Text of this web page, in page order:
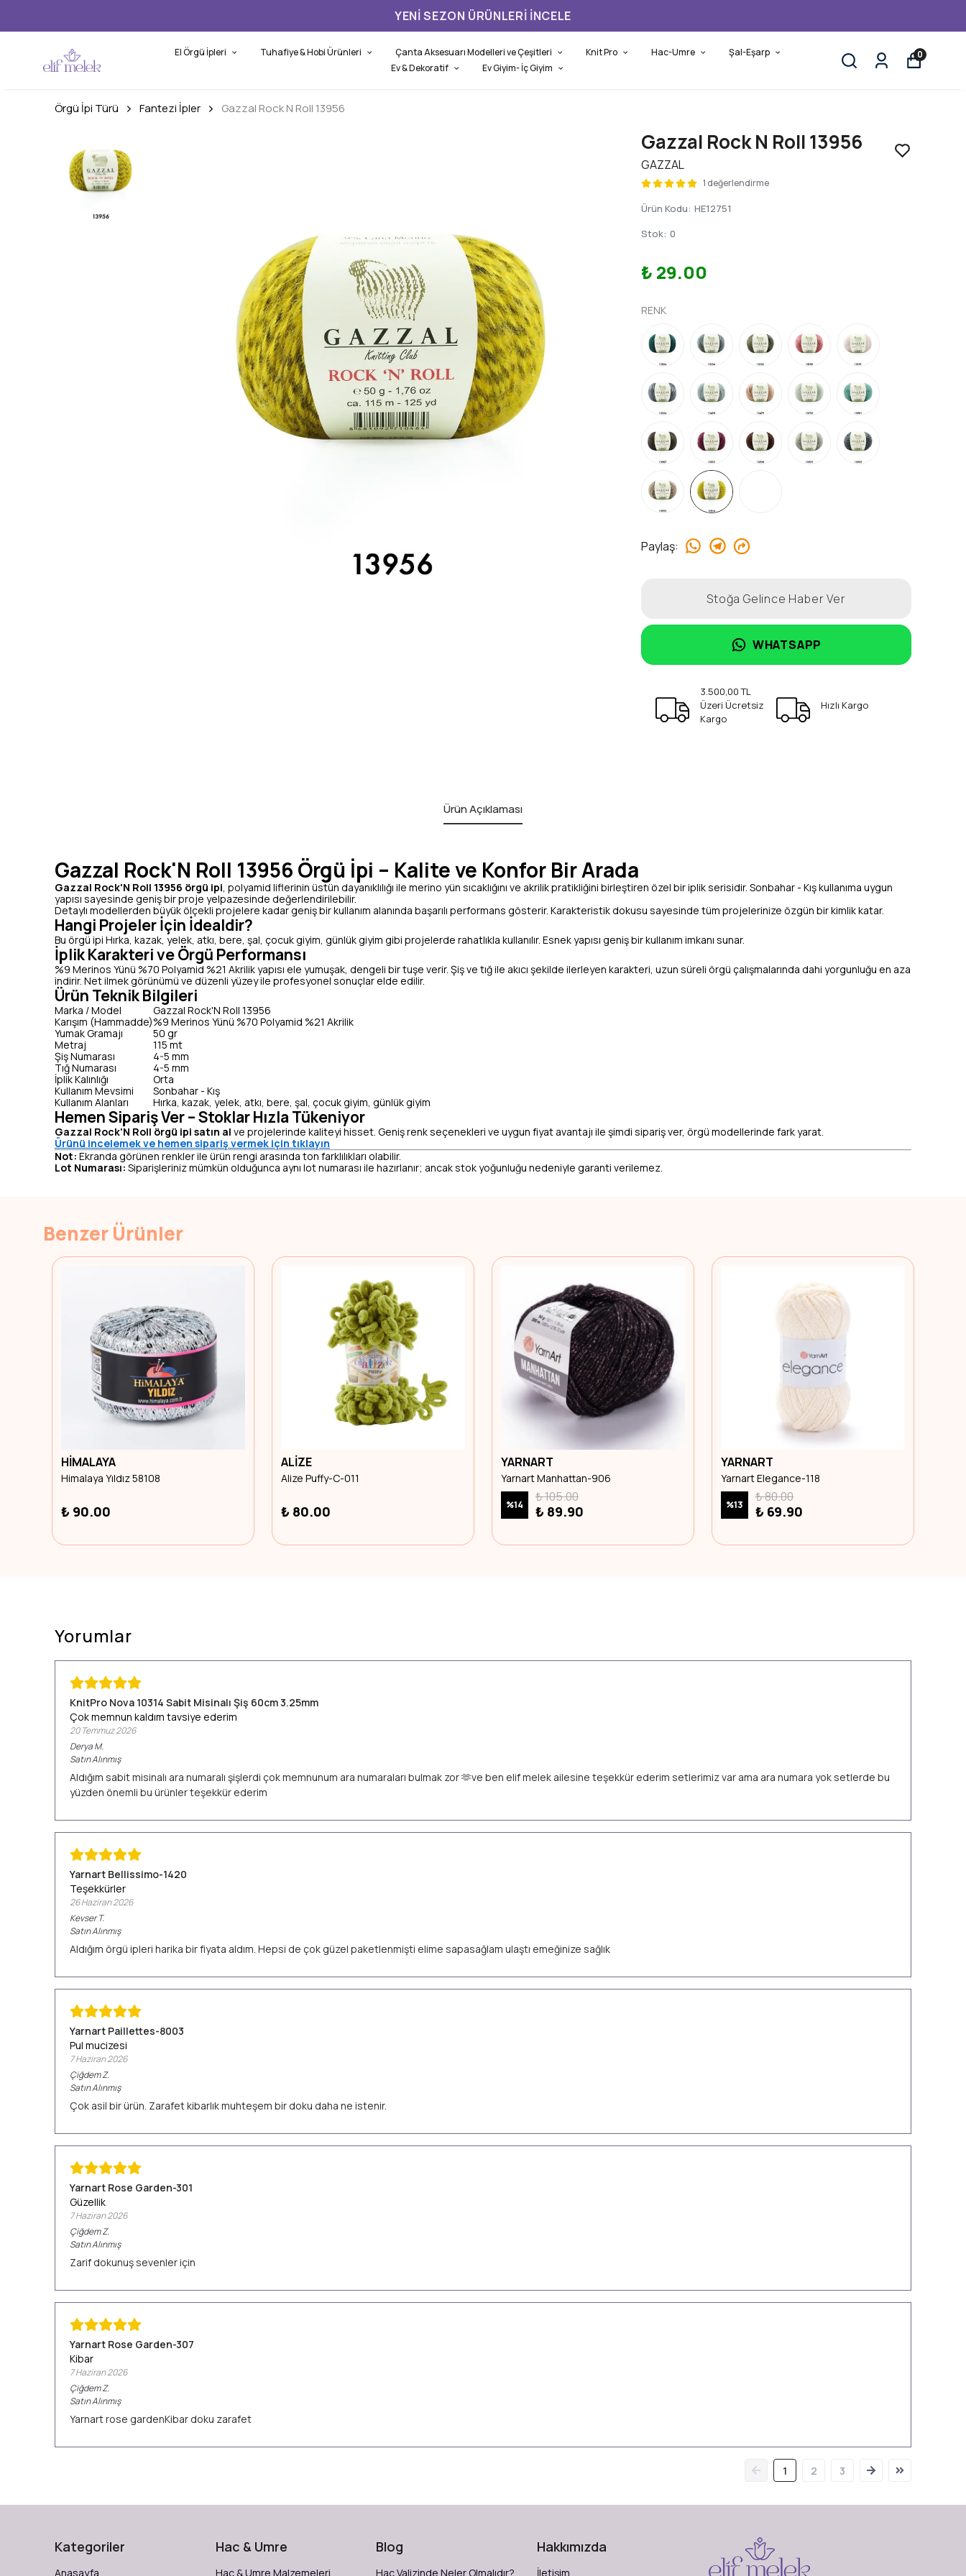
YENI SEZON ÜRÜNLERI İNCELE
El Örgü İpleri Tuhafiye & Hobi Ürünleri Çanta Aksesuarı Modelleri ve Çeşitleri Knit Pro Hac-Umre
Şal-Eşarp
Ev & Dekoratif
Ev Giyim- İç Giyim
0
Örgü İpi Türü Fantezi İpler Gazzal Rock N Roll 13956
Gazzal Rock N Roll 13956
GAZZAL
1 değerlendirme
Ürün Kodu: HE12751
Stok: 0
₺ 29.00
RENK
Paylaş:
Stoğa Gelince Haber Ver
WHATSAPP
3.500,00 TL
Üzeri Ücretsiz
Kargo
Hızlı Kargo
Ürün Açıklaması
Gazzal Rock'N Roll 13956 Örgü İpi – Kalite ve Konfor Bir Arada
Gazzal Rock'N Roll 13956 örgü ipi, polyamid liflerinin üstün dayanıklılığı ile merino yün sıcaklığını ve akrilik pratikliğini birleştiren özel bir iplik serisidir. Sonbahar - Kış kullanıma uygun
yapısı sayesinde geniş bir proje yelpazesinde değerlendirilebilir.
Detaylı modellerden büyük ölçekli projelere kadar geniş bir kullanım alanında başarılı performans gösterir. Karakteristik dokusu sayesinde tüm projelerinize özgün bir kimlik katar.
Hangi Projeler İçin İdealdir?
Bu örgü ipi Hırka, kazak, yelek, atkı, bere, şal, çocuk giyim, günlük giyim gibi projelerde rahatlıkla kullanılır. Esnek yapısı geniş bir kullanım imkanı sunar.
İplik Karakteri ve Örgü Performansı
%9 Merinos Yünü %70 Polyamid %21 Akrilik yapısı ele yumuşak, dengeli bir tuşe verir. Şiş ve tığ ile akıcı şekilde ilerleyen karakteri, uzun süreli örgü çalışmalarında dahi yorgunluğu en aza
indirir. Net ilmek görünümü ve düzenli yüzey ile profesyonel sonuçlar elde edilir.
Ürün Teknik Bilgileri
Marka / Model
Gazzal Rock'N Roll 13956
Karışım (Hammadde)%9 Merinos Yünü %70 Polyamid %21 Akrilik
Yumak Gramajı
50 gr
Metraj
115 mt
Şiş Numarası
4-5 mm
Tığ Numarası
4-5 mm
İplik Kalınlığı
Orta
Kullanım Mevsimi
Sonbahar - Kış
Kullanım Alanları
Hırka, kazak, yelek, atkı, bere, şal, çocuk giyim, günlük giyim
Hemen Sipariş Ver – Stoklar Hızla Tükeniyor
Gazzal Rock'N Roll örgü ipi satın al ve projelerinde kaliteyi hisset. Geniş renk seçenekleri ve uygun fiyat avantajı ile şimdi sipariş ver, örgü modellerinde fark yarat.
Ürünü incelemek ve hemen sipariş vermek için tıklayın
Not: Ekranda görünen renkler ile ürün rengi arasında ton farklılıkları olabilir.
Lot Numarası: Siparişleriniz mümkün olduğunca aynı lot numarası ile hazırlanır; ancak stok yoğunluğu nedeniyle garanti verilemez.
Benzer Ürünler
HİMALAYA
Himalaya Yıldız 58108
₺ 90.00
ALİZE
Alize Puffy-C-011
₺ 80.00
YARNART
Yarnart Manhattan-906
%14
₺ 105.00
₺ 89.90
YARNART
Yarnart Elegance-118
%13
₺ 80.00
₺ 69.90
Yorumlar
KnitPro Nova 10314 Sabit Misinalı Şiş 60cm 3.25mm
Çok memnun kaldım tavsiye ederim
20 Temmuz 2026
DeryaM.
Satın Alınmış
Aldığım sabit misinalı ara numaralı şişlerdi çok memnunum ara numaraları bulmak zor 🫶ve ben elif melek ailesine teşekkür ederim setlerimiz var ama ara numara yok setlerde bu
yüzden önemli bu ürünler teşekkür ederim
Yarnart Bellissimo-1420
Teşekkürler
26 Haziran 2026
Kevser T.
Satın Alınmış
Aldığım örgü ipleri harika bir fiyata aldım. Hepsi de çok güzel paketlenmişti elime sapasağlam ulaştı emeğinize sağlık
Yarnart Paillettes-8003
Pul mucizesi
7 Haziran 2026
ÇiğdemZ.
Satın Alınmış
Çok asil bir ürün. Zarafet kibarlık muhteşem bir doku daha ne istenir.
Yarnart Rose Garden-301
Güzellik
7 Haziran 2026
ÇiğdemZ.
Satın Alınmış
Zarif dokunuş sevenler için
Yarnart Rose Garden-307
Kibar
7 Haziran 2026
ÇiğdemZ.
Satın Alınmış
Yarnart rose gardenKibar doku zarafet
1 2 3
Kategoriler
Anasayfa
Hac & Umre
Hac & Umre Malzemeleri
Blog
Hac Valizinde Neler Olmalıdır?
Hakkımızda
İletişim